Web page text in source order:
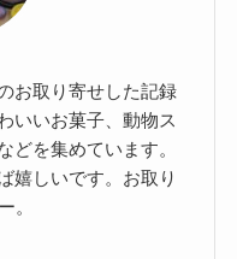
お取り寄せした記録
いいお菓子、動物ス
どを集めています。
嬉しいです。お取り
。